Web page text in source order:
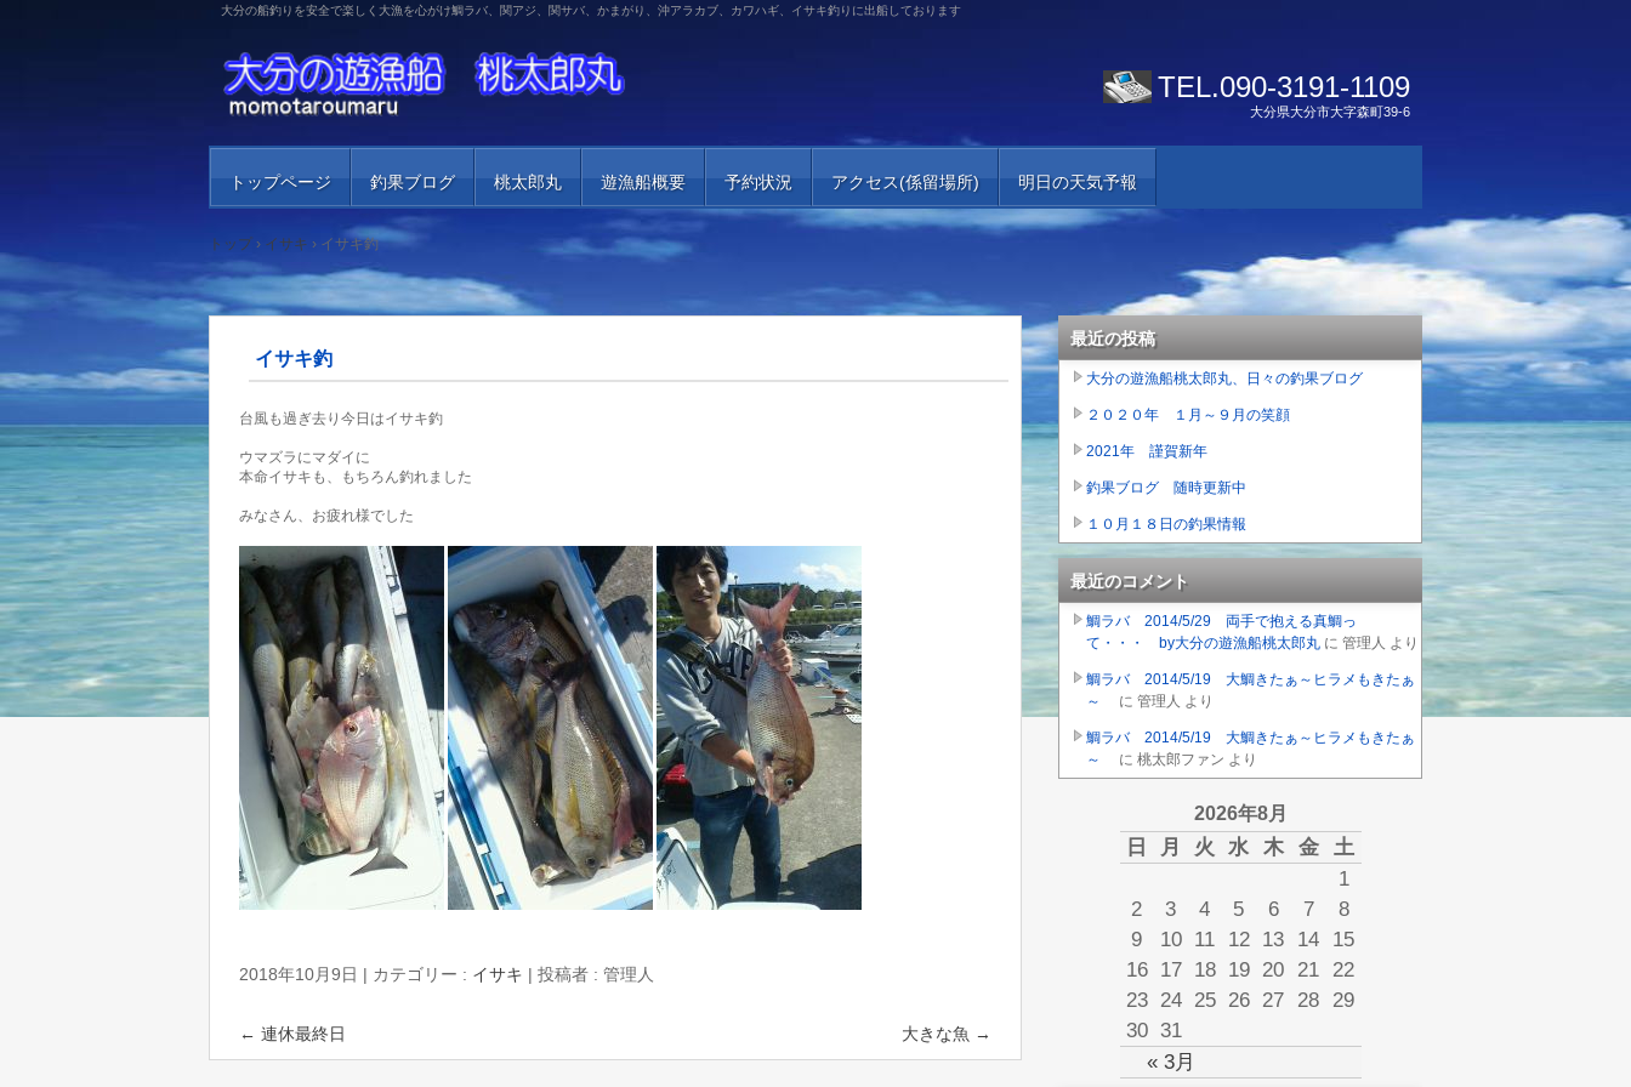
大分の船釣りを安全で楽しく大漁を心がけ鯛ラバ、関アジ、関サバ、かまがり、沖アラカブ、カワハギ、イサキ釣りに出船しております
TEL.090-3191-1109
大分県大分市大字森町39-6
トップページ 釣果ブログ 桃太郎丸 遊漁船概要 予約状況 アクセス(係留場所) 明日の天気予報
トップ › イサキ › イサキ釣
イサキ釣
台風も過ぎ去り今日はイサキ釣
ウマズラにマダイに
本命イサキも、もちろん釣れました
みなさん、お疲れ様でした
2018年10月9日 | カテゴリー : イサキ |投稿者 : 管理人
← 連休最終日 大きな魚 →
最近の投稿
大分の遊漁船桃太郎丸、日々の釣果ブログ
２０２０年 １月～９月の笑顔
2021年 謹賀新年
釣果ブログ 随時更新中
１０月１８日の釣果情報
最近のコメント
鯛ラバ 2014/5/29 両手で抱える真鯛っ
て・・・ by大分の遊漁船桃太郎丸 に 管理人 より
鯛ラバ 2014/5/19 大鯛きたぁ～ヒラメもきたぁ
～
に 管理人 より
鯛ラバ 2014/5/19 大鯛きたぁ～ヒラメもきたぁ
～
に 桃太郎ファン より
2026年8月
日 月 火 水 木 金 土
« 3月
1
2
3 4 5 6 7
8
9
10 11 12 13 14 15
16 17 18 19 20 21 22
23 24 25 26 27 28 29
30 31